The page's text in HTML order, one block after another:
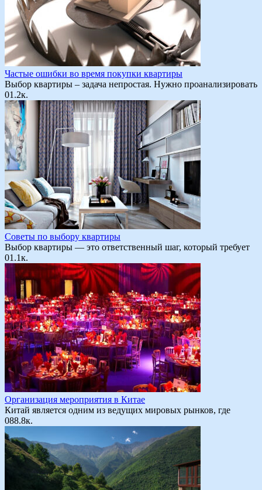
Частые ошибки во время покупки квартиры
Выбор квартиры – задача непростая. Нужно проанализировать
01.2к.
Советы по выбору квартиры
Выбор квартиры — это ответственный шаг, который требует
01.1к.
Организация мероприятия в Китае
Китай является одним из ведущих мировых рынков, где
088.8к.